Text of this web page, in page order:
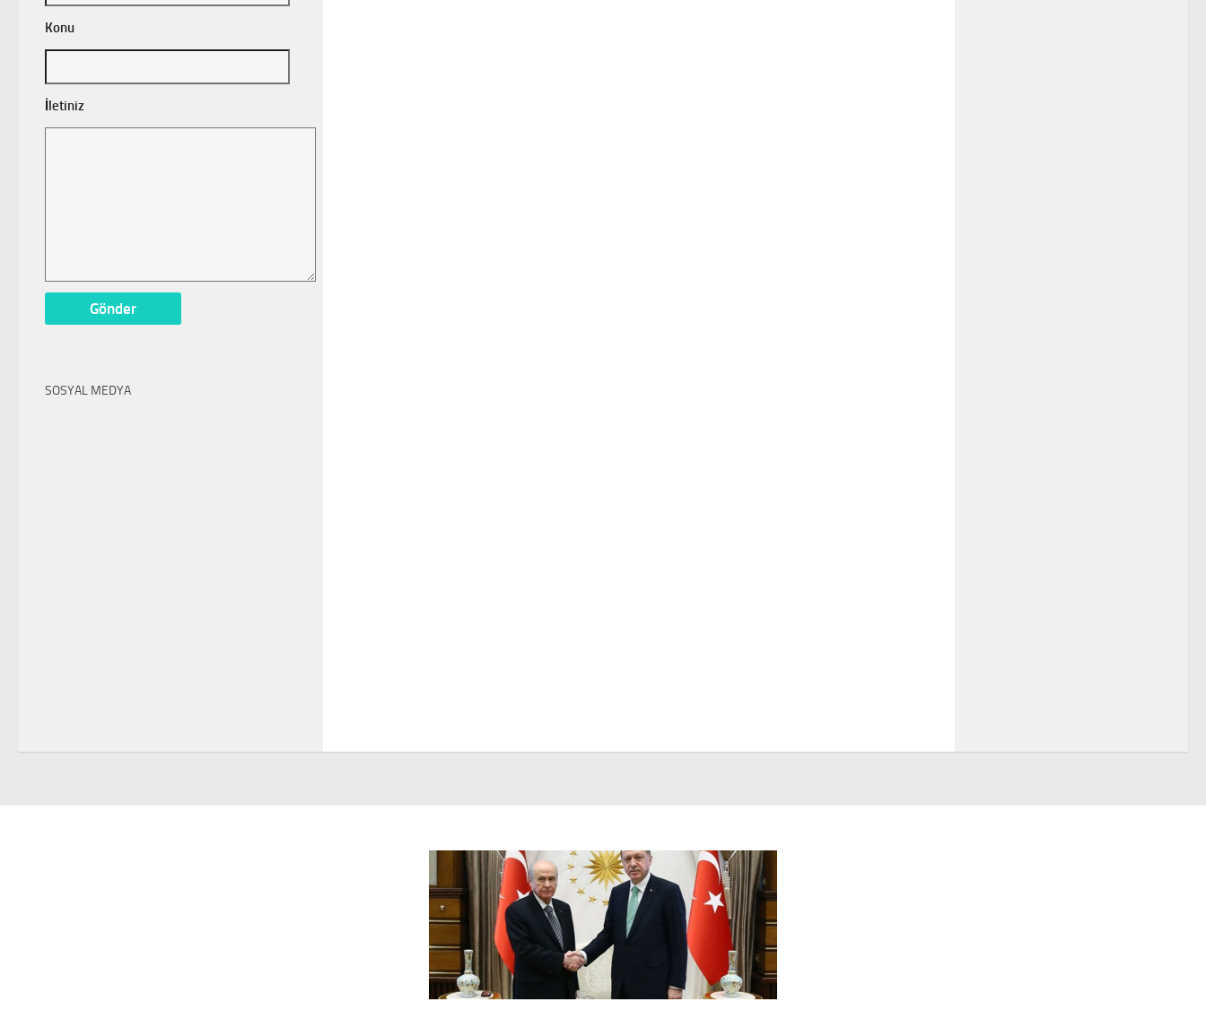
Konu
İletiniz
SOSYAL MEDYA